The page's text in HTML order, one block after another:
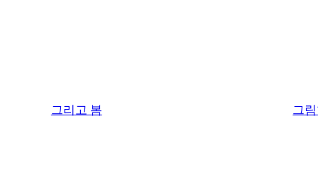
그리고 봄 그림